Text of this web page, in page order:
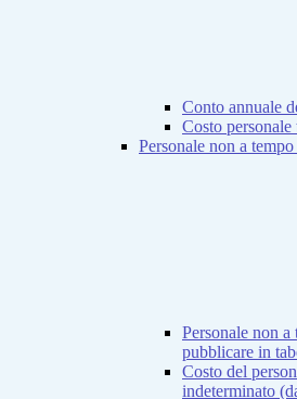
Conto annuale
Costo
Personale non a
Personale non
pubblicare in
Costo del
indeterminato